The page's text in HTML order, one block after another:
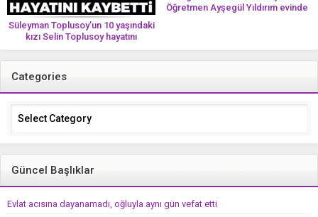
Süleyman Toplusoy’un 10 yaşındaki
kızı Selin Toplusoy hayatını
kaybetti! ‘Ah dünya güzeli melek’
Öğretmen Ayşegül Yıldırım evinde
Categories
Categories
Güncel Başlıklar
Evlat acısına dayanamadı, oğluyla aynı gün vefat etti